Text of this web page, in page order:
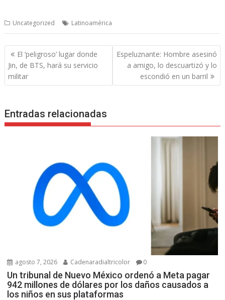
Uncategorized Latinoamérica
Navegación
de
entradas
El ‘peligroso’ lugar donde
Jin, de BTS, hará su servicio
militar
Espeluznante: Hombre asesinó
a amigo, lo descuartizó y lo
escondió en un barril
Entradas relacionadas
agosto 7, 2026 Cadenaradialtricolor 0
Un tribunal de Nuevo México ordenó a Meta pagar
942 millones de dólares por los daños causados a
los niños en sus plataformas